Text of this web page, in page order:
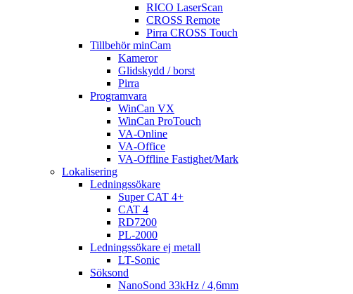
RICO LaserScan
CROSS Remote
Pirra CROSS Touch
Tillbehör minCam
Kameror
Glidskydd / borst
Pirra
Programvara
WinCan VX
WinCan ProTouch
VA-Online
VA-Office
VA-Offline Fastighet/Mark
Lokalisering
Ledningssökare
Super CAT 4+
CAT 4
RD7200
PL-2000
Ledningssökare ej metall
LT-Sonic
Söksond
NanoSond 33kHz / 4,6mm